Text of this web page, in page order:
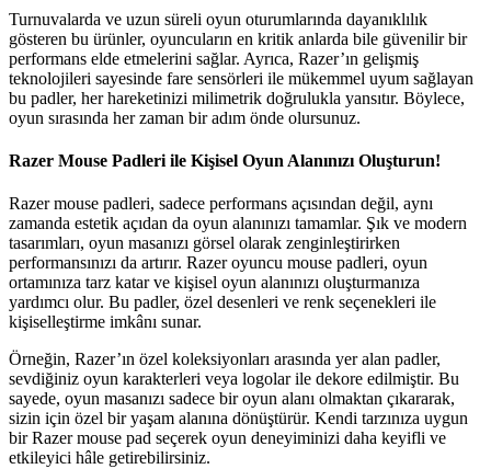
Turnuvalarda ve uzun süreli oyun oturumlarında dayanıklılık
gösteren bu ürünler, oyuncuların en kritik anlarda bile güvenilir bir
performans elde etmelerini sağlar. Ayrıca, Razer’ın gelişmiş
teknolojileri sayesinde fare sensörleri ile mükemmel uyum sağlayan
bu padler, her hareketinizi milimetrik doğrulukla yansıtır. Böylece,
oyun sırasında her zaman bir adım önde olursunuz.
Razer Mouse Padleri ile Kişisel Oyun Alanınızı Oluşturun!
Razer mouse padleri, sadece performans açısından değil, aynı
zamanda estetik açıdan da oyun alanınızı tamamlar. Şık ve modern
tasarımları, oyun masanızı görsel olarak zenginleştirirken
performansınızı da artırır. Razer oyuncu mouse padleri, oyun
ortamınıza tarz katar ve kişisel oyun alanınızı oluşturmanıza
yardımcı olur. Bu padler, özel desenleri ve renk seçenekleri ile
kişiselleştirme imkânı sunar.
Örneğin, Razer’ın özel koleksiyonları arasında yer alan padler,
sevdiğiniz oyun karakterleri veya logolar ile dekore edilmiştir. Bu
sayede, oyun masanızı sadece bir oyun alanı olmaktan çıkararak,
sizin için özel bir yaşam alanına dönüştürür. Kendi tarzınıza uygun
bir Razer mouse pad seçerek oyun deneyiminizi daha keyifli ve
etkileyici hâle getirebilirsiniz.